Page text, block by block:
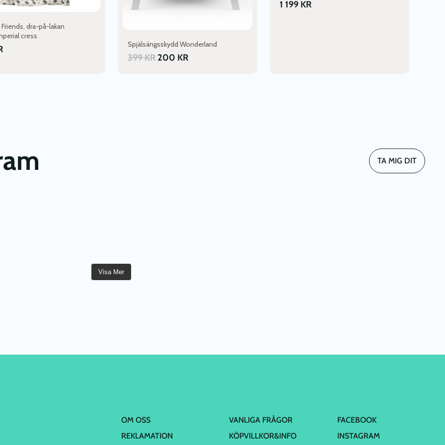
dra-på-lakan
cress
Spjälsängsskydd Wonderland
399KR 200 KR
1 199 KR
TA MIG DIT
Visa Mer
OM OSS
REKLAMATION
VANLIGA FRÅGOR
KÖPVILLKOR&INFO
FACEBOOK
INSTAGRAM